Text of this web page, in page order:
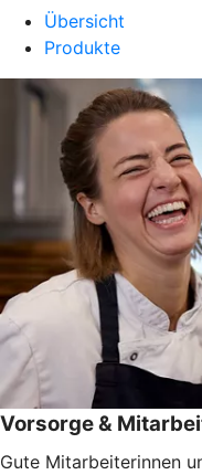
Übersicht
Produkte
Vorsorge &
Gute Mitarbeiterinnen